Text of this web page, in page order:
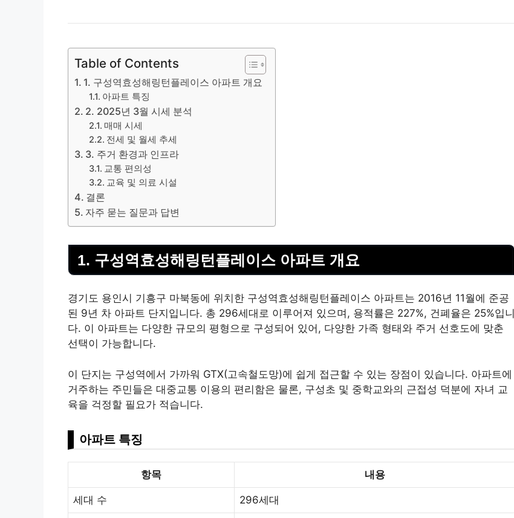
Table of Contents
1. 구성역효성해링턴플레이스 아파트 개요
아파트 특징
2. 2025년 3월 시세 분석
매매 시세
전세 및 월세 추세
3. 주거 환경과 인프라
교통 편의성
교육 및 의료 시설
결론
자주 묻는 질문과 답변
1. 구성역효성해링턴플레이스 아파트 개요
경기도 용인시 기흥구 마북동에 위치한 구성역효성해링턴플레이스 아파트는 2016년 11월에 준공
된 9년 차 아파트 단지입니다. 총 296세대로 이루어져 있으며, 용적률은 227%, 건폐율은 25%입니
다. 이 아파트는 다양한 규모의 평형으로 구성되어 있어, 다양한 가족 형태와 주거 선호도에 맞춘
선택이 가능합니다.
이 단지는 구성역에서 가까워 GTX(고속철도망)에 쉽게 접근할 수 있는 장점이 있습니다. 아파트에
거주하는 주민들은 대중교통 이용의 편리함은 물론, 구성초 및 중학교와의 근접성 덕분에 자녀 교
육을 걱정할 필요가 적습니다.
아파트 특징
항목 내용
세대 수 296세대